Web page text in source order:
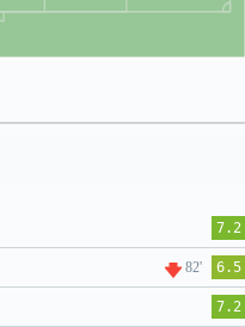
7.2
82' 6.5
7.2